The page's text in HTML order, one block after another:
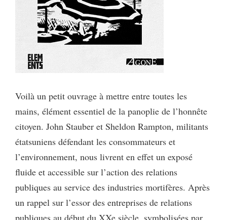
Voilà un petit ouvrage à mettre entre toutes les
mains, élément essentiel de la panoplie de l’honnête
citoyen. John Stauber et Sheldon Rampton, militants
étatsuniens défendant les consommateurs et
l’environnement, nous livrent en effet un exposé
fluide et accessible sur l’action des relations
publiques au service des industries mortifères. Après
un rappel sur l’essor des entreprises de relations
publiques au début du XXe siècle, symbolisées par